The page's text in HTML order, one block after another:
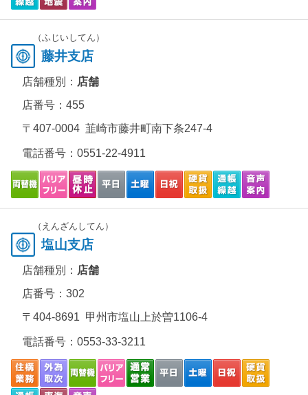
（ふじいしてん）
藤井支店
店舗種別： 店舗
店番号：455
〒407-0004 韮崎市藤井町南下条247-4
電話番号： 0551-22-4911
（えんざんしてん）
塩山支店
店舗種別： 店舗
店番号：302
〒404-8691 甲州市塩山上於曽1106-4
電話番号： 0553-33-3211